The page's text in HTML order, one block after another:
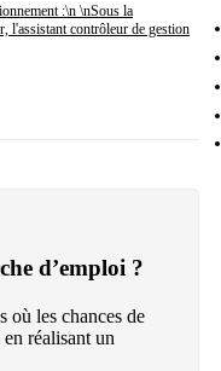
:\n \nSous la
l'assistant contrôleur de gestion
d’emploi ?
où les chances de
réalisant un